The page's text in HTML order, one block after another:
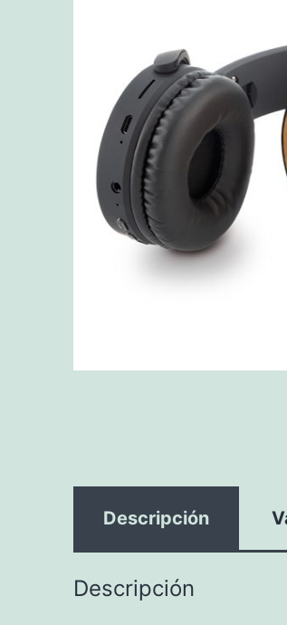
Descripción
Descripción